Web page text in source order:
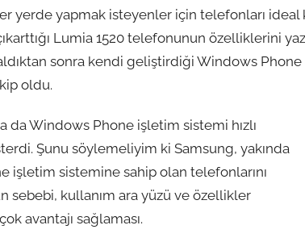
yerde yapmak isteyenler için telefonları ideal
Lumia 1520 telefonunun özelliklerini
aldıktan sonra kendi geliştirdiği Windows
oldu.
da Windows Phone işletim sistemi hızlı
Şunu söylemeliyim ki Samsung, yakında
işletim sistemine sahip olan telefonlarını
sebebi, kullanım ara yüzü ve özellikler
avantajı sağlaması.